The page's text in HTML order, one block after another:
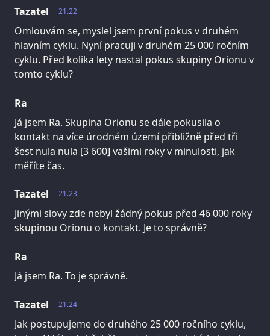
21.22
Tazatel
Omlouvám se, myslel jsem první pokus v druhém
hlavním cyklu. Nyní pracuji v druhém 25 000 ročním
cyklu. Před kolika lety nastal pokus skupiny Orionu v
tomto cyklu?
Ra
Já jsem Ra. Skupina Orionu se dále pokusila o
kontakt na více úrodném území přibližně před tři
šest nula nula [3 600] vašimi roky v minulosti, jak
měříte čas.
21.23
Tazatel
Jinými slovy zde nebyl žádný pokus před 46 000 roky
skupinou Orionu o kontakt. Je to správně?
Ra
Já jsem Ra. To je správně.
21.24
Tazatel
Jak postupujeme do druhého 25 000 ročního cyklu,